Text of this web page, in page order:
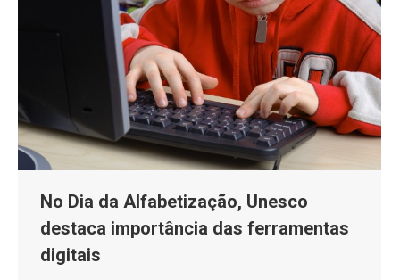
No Dia da Alfabetização, Unesco
destaca importância das ferramentas
digitais